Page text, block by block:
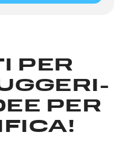
PER
PER